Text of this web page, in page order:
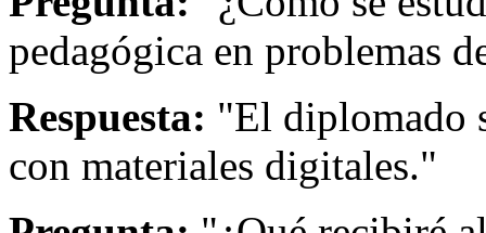
pedagógica en problemas
Respuesta: "El diplomado
con materiales digitales."